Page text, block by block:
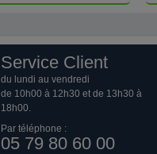
Service Client
du lundi au vendredi
de 10h00 à 12h30 et de 13h30 à
18h00.
Par téléphone :
05 79 80 60 00